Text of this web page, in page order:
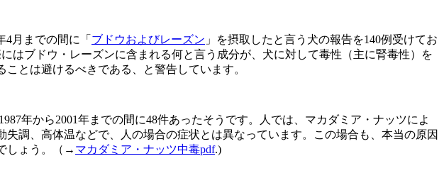
4月までの間に「 ブドウおよびレーズン 」を摂取したと言う犬の報告を140例受けてお
はブドウ・レーズンに含まれる何と言う成分が、犬に対して毒性（主に腎毒性）を
とは避けるべきである、と警告しています。
年から2001年までの間に48件あったそうです。人では、マカダミア・ナッツによ
調、高体温などで、人の場合の症状とは異なっています。この場合も、本当の原因
しょう。（→ マカダミア・ナッツ中毒pdf.)